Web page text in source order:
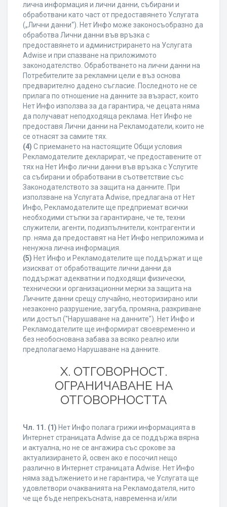
лична информация и лични данни, събирани и
обработвани като част от предоставянето Услугата
(„Лични данни“). Нет Инфо може законосъобразно да
обработва Лични данни във връзка с
предоставянето и администрирането на Услугата
Adwise и при спазване на приложимото
законодателство. Обработването на лични данни на
Потребителите за рекламни цели е въз основа
предварително дадено съгласие. Последното не се
прилага по отношение на данните за възраст, които
Нет Инфо използва за да гарантира, че децата няма
да получават неподходяща реклама. Нет Инфо не
предоставя Лични данни на Рекламодатели, които не
се отнасят за самите тях.
(4) С приемането на настоящите Общи условия
Рекламодателите декларират, че предоставените от
тях на Нет Инфо лични данни във връзка с Услугите
са събирани и обработвани в съответствие със
Законодателството за защита на данните. При
използване на Услугата Adwise, предлагана от Нет
Инфо, Рекламодателите ще предприемат всички
необходими стъпки за гарантиране, че те, техни
служители, агенти, подизпълнители, контрагенти и
пр. няма да предоставят на Нет Инфо неприложима и
ненужна лична информация.
(5) Нет Инфо и Рекламодателите ще поддържат и ще
изискват от обработващите лични данни да
поддържат адекватни и подходящи физически,
технически и организационни мерки за защита на
Личните данни срещу случайно, неоторизирано или
незаконно разрушение, загуба, промяна, разкриване
или достъп ("Нарушаване на данните"). Нет Инфо и
Рекламодателите ще информират своевременно и
без необоснована забава за всяко реално или
предполагаемо Нарушаване на данните.
X. ОТГОВОРНОСТ.
ОГРАНИЧАВАНЕ НА
ОТГОВОРНОСТТА
Чл. 11. (1) Нет Инфо полага грижи информацията в
Интернет страницата Adwise да се поддържа вярна
и актуална, но не се ангажира със срокове за
актуализирането й, освен ако е посочил нещо
различно в Интернет страницата Adwise. Нет Инфо
няма задължението и не гарантира, че Услугата ще
удовлетвори очакванията на Рекламодателя, нито
че ще бъде непрекъсната, навременна и/или